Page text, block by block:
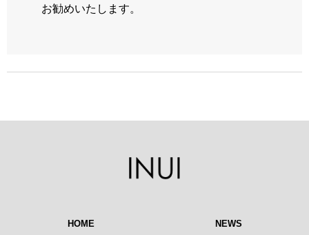
お勧めいたします。
HOME NEWS